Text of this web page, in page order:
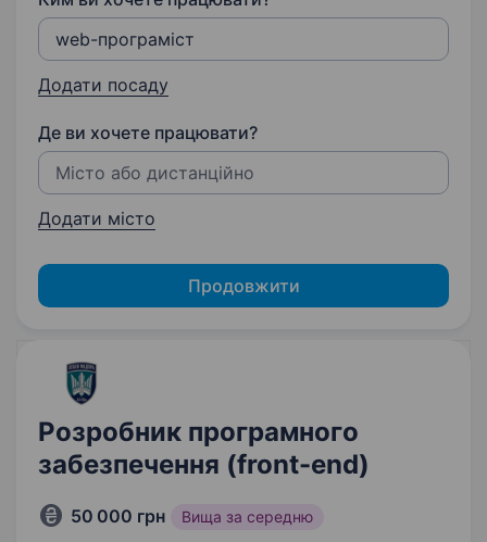
Додати посаду
Де ви хочете працювати?
Додати місто
Продовжити
Розробник програмного
забезпечення (front-end)
50 000 грн Вища за середню